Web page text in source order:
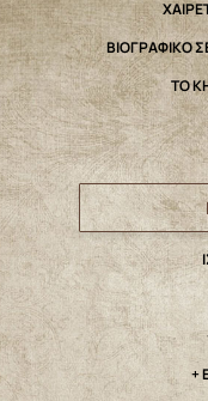
ΒΙΟΓΡΑΦΙΚΟ
ΤΟ
+